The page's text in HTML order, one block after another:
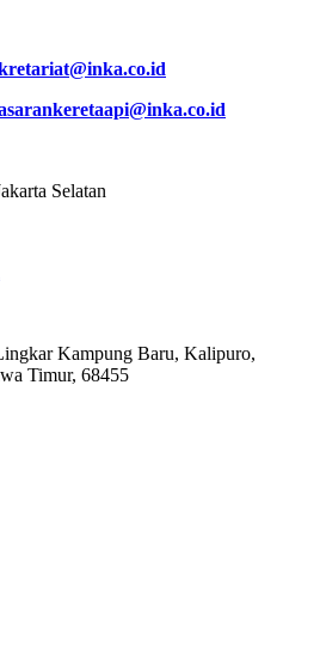
Selatan
Kampung Baru, Kalipuro,
Timur, 68455